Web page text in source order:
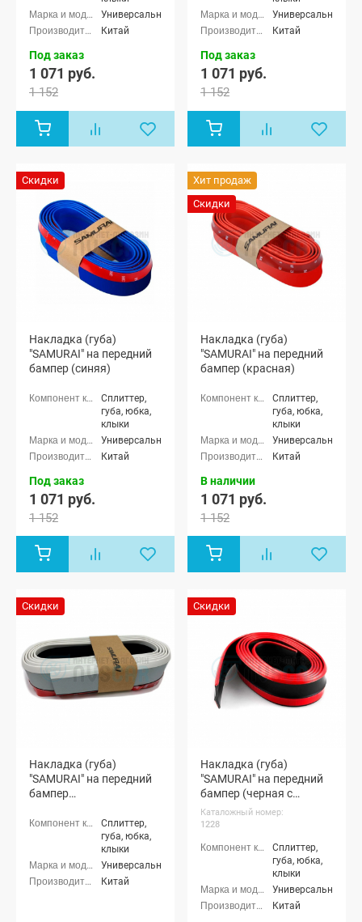
Универсальные
Китай
Под заказ
1 071 руб.
1 152
Универсальные
Китай
Под заказ
1 071 руб.
1 152
Скидки
Накладка (губа)
"SAMURAI" на передний
бампер (синяя)
Сплиттер,
губа, юбка,
клыки
Универсальные
Китай
Под заказ
1 071 руб.
1 152
Хит продаж
Скидки
Накладка (губа)
"SAMURAI" на передний
бампер (красная)
Сплиттер,
губа, юбка,
клыки
Универсальные
Китай
В наличии
1 071 руб.
1 152
Скидки
Накладка (губа)
"SAMURAI" на передний
бампер
Сплиттер,
губа, юбка,
клыки
Универсальные
Китай
Скидки
Накладка (губа)
"SAMURAI" на передний
бампер (черная с
красным кантом)
Каталожный номер:
1228
Сплиттер,
губа, юбка,
клыки
Универсальные
Китай